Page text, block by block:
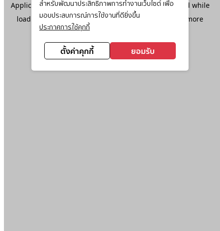
สำหรับพัฒนาประสิทธิภาพการทำงานเว็บไซต์ เพื่อ
มอบประสบการณ์การใช้งานที่ดียิ่งขึ้น
ประกาศการใช้คุกกี้
ตั้งค่าคุกกี้ ยอมรับ
Application error: aclient-side exception has occurred while
loadingwww.ktc.co.th(see the browser console
for more
information).